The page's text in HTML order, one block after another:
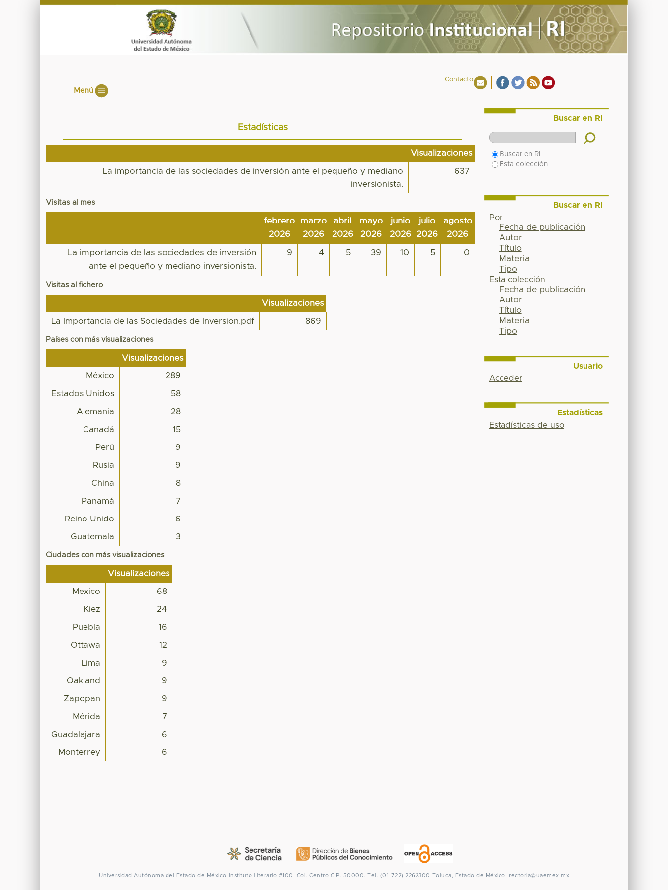
Contacto
Menú
Estadísticas
Visualizaciones
La importancia de las sociedades de inversión ante el pequeño y mediano
inversionista.
637
Visitas al mes
febrero
2026
marzo
2026
abril
2026
mayo
2026
junio
2026
julio
2026
agosto
2026
La importancia de las sociedades de inversión
ante el pequeño y mediano inversionista.
9 4 5 39 10 5 0
Visitas al fichero
Visualizaciones
La Importancia de las Sociedades de Inversion.pdf 869
Países con más visualizaciones
Visualizaciones
México 289
Estados Unidos 58
Alemania 28
Canadá 15
Perú 9
Rusia 9
China 8
Panamá 7
Reino Unido 6
Guatemala 3
Ciudades con más visualizaciones
Visualizaciones
Mexico 68
Kiez 24
Puebla 16
Ottawa 12
Lima 9
Oakland 9
Zapopan 9
Mérida 7
Guadalajara 6
Monterrey 6
Buscar en RI
Buscar en RI
Esta colección
Buscar en RI
Por
Fecha de publicación
Autor
Título
Materia
Tipo
Esta colección
Fecha de publicación
Autor
Título
Materia
Tipo
Usuario
Acceder
Estadísticas
Estadísticas de uso
Universidad Autónoma del Estado de México Instituto Literario #100. Col. Centro C.P. 50000. Tel. (01-722) 2262300 Toluca, Estado de México. rectoria@uaemex.mx